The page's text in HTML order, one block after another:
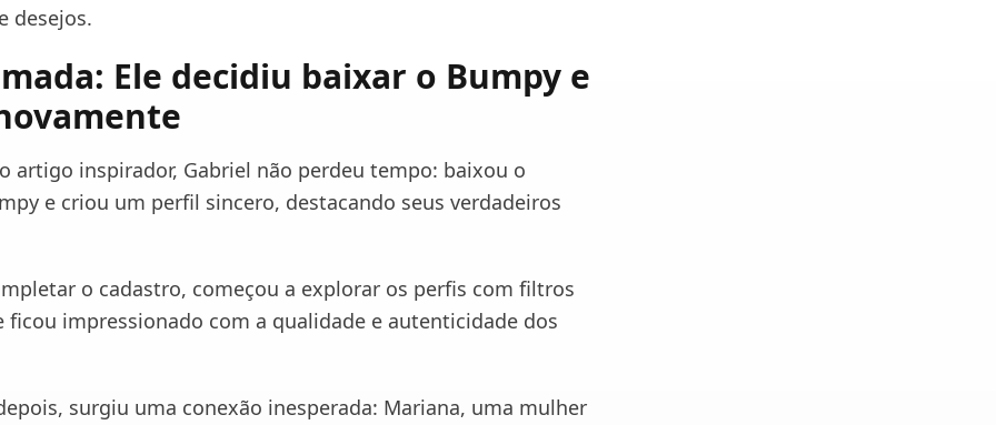
desejos.
Ele decidiu baixar o Bumpy e
artigo inspirador, Gabriel não perdeu tempo: baixou o
e criou um perfil sincero, destacando seus verdadeiros
o cadastro, começou a explorar os perfis com filtros
ficou impressionado com a qualidade e autenticidade dos
surgiu uma conexão inesperada: Mariana, uma mulher